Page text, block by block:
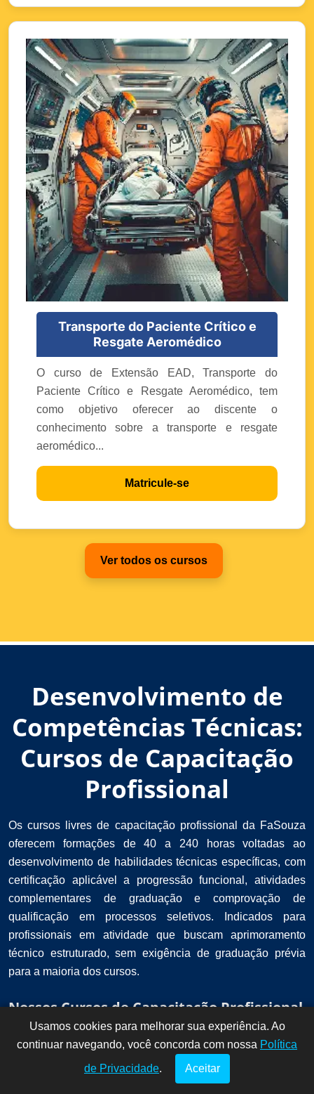
Transporte do Paciente Crítico e
Resgate Aeromédico
O curso de Extensão EAD, Transporte do
Paciente Crítico e Resgate Aeromédico, tem
como objetivo oferecer ao discente o
conhecimento sobre a transporte e resgate
aeromédico...
Matricule-se
Ver todos os cursos
Desenvolvimento de
Competências Técnicas:
Cursos de Capacitação
Profissional
Os cursos livres de capacitação profissional da FaSouza
oferecem formações de 40 a 240 horas voltadas ao
desenvolvimento de habilidades técnicas específicas, com
certificação aplicável a progressão funcional, atividades
complementares de graduação e comprovação de
qualificação em processos seletivos. Indicados para
profissionais em atividade que buscam aprimoramento
técnico estruturado, sem exigência de graduação prévia
para a maioria dos cursos.
Nossos Cursos de Capacitação Profissional
!
Dúvidas? Fale
conosco por
aqui!
Usamos cookies para melhorar sua experiência. Ao
continuar navegando, você concorda com nossa Política
de Privacidade. Aceitar